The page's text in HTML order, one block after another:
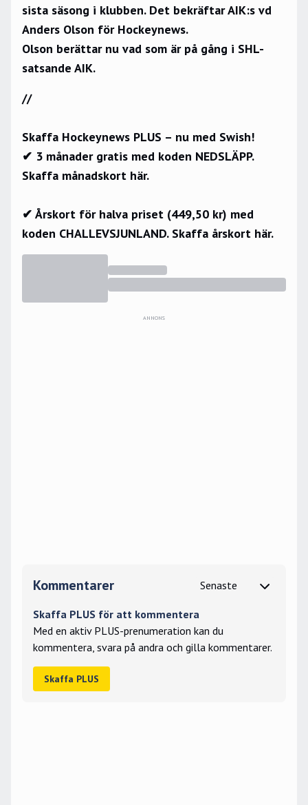
sista säsong i klubben. Det bekräftar AIK:s vd
Anders Olson för Hockeynews.
Olson berättar nu vad som är på gång i SHL-
satsande AIK.
//
Skaffa Hockeynews PLUS – nu med Swish!
✔ 3 månader gratis med koden NEDSLÄPP.
Skaffa månadskort här.
✔ Årskort för halva priset (449,50 kr) med
koden CHALLEVSJUNLAND. Skaffa årskort här.
ANNONS
Kommentarer
Skaffa PLUS för att kommentera
Med en aktiv PLUS-prenumeration kan du
kommentera, svara på andra och gilla kommentarer.
Skaffa PLUS